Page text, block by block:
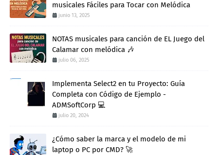
musicales Fáciles para Tocar con Melódica
junio 13, 2025
NOTAS musicales para canción de EL Juego del
Calamar con melódica 🎶
julio 06, 2025
Implementa Select2 en tu Proyecto: Guía
Completa con Código de Ejemplo -
ADMSoftCorp 💻
julio 20, 2024
¿Cómo saber la marca y el modelo de mi
laptop o PC por CMD? 🚀